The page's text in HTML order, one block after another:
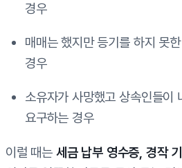
경우
매매는 했지만 등기를 하지 못
경우
소유자가 사망했고 상속인들이
요구하는 경우
이럴 때는 세금 납부 영수증, 경작